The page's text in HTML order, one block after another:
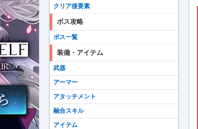
クリア後要素
ボス攻略
ボス一覧
装備・アイテム
武器
アーマー
アタッチメント
融合スキル
アイテム